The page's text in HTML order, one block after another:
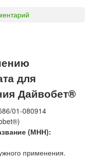
для
Дайвобет®
01-080914
(МНН):
применения.